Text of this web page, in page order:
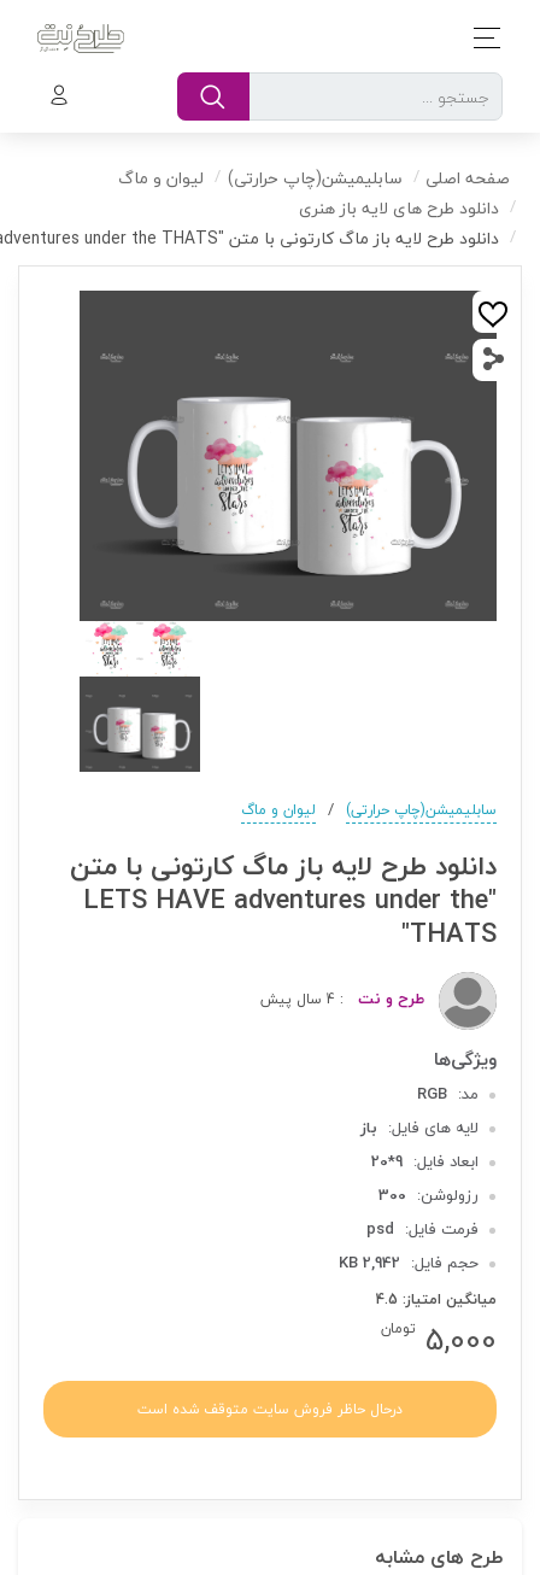
صفحه اصلی سابلیمیشن(چاپ حرارتی)
لیوان و ماگ
دانلود طرح های لایه باز هنری
دانلود طرح لایه باز ماگ کارتونی با متن "LETS HAVE adventures under the THATS"
سابلیمیشن(چاپ حرارتی) / لیوان و ماگ
دانلود طرح لایه باز ماگ کارتونی با متن
"LETS HAVE adventures under the
THATS"
طرح و نت : 4 سال پیش
مد: RGB
لایه های فایل: باز
ابعاد فایل: 9*20
رزولوشن: 300
فرمت فایل: psd
حجم فایل: 2,942 KB
میانگین امتیاز: 4.5
5,000 تومان
درحال حاظر فروش سایت متوقف شده است
طرح های مشابه